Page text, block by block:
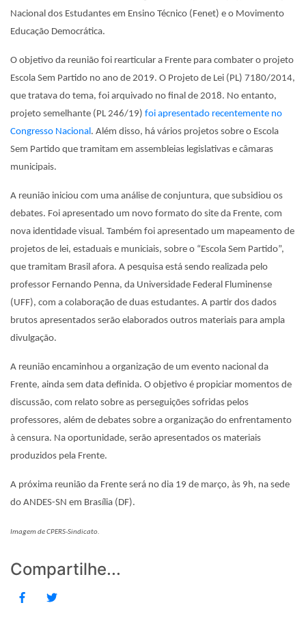
Nacional dos Estudantes em Ensino Técnico (Fenet) e o Movimento
Educação Democrática.
O objetivo da reunião foi rearticular a Frente para combater o projeto
Escola Sem Partido no ano de 2019. O Projeto de Lei (PL) 7180/2014,
que tratava do tema, foi arquivado no final de 2018. No entanto,
projeto semelhante (PL 246/19) foi apresentado recentemente no
Congresso Nacional . Além disso, há vários projetos sobre o Escola
Sem Partido que tramitam em assembleias legislativas e câmaras
municipais.
A reunião iniciou com uma análise de conjuntura, que subsidiou os
debates. Foi apresentado um novo formato do site da Frente, com
nova identidade visual. Também foi apresentado um mapeamento de
projetos de lei, estaduais e municiais, sobre o “Escola Sem Partido”,
que tramitam Brasil afora. A pesquisa está sendo realizada pelo
professor Fernando Penna, da Universidade Federal Fluminense
(UFF), com a colaboração de duas estudantes. A partir dos dados
brutos apresentados serão elaborados outros materiais para ampla
divulgação.
A reunião encaminhou a organização de um evento nacional da
Frente, ainda sem data definida. O objetivo é propiciar momentos de
discussão, com relato sobre as perseguições sofridas pelos
professores, além de debates sobre a organização do enfrentamento
à censura. Na oportunidade, serão apresentados os materiais
produzidos pela Frente.
A próxima reunião da Frente será no dia 19 de março, às 9h, na sede
do ANDES-SN em Brasília (DF).
Imagem de CPERS-Sindicato.
Compartilhe...